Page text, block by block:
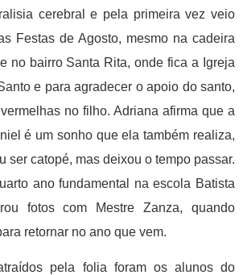
cerebral e pela primeira vez veio
Festas de Agosto, mesmo na cadeira
no bairro Santa Rita, onde fica a Igreja
e para agradecer o apoio do santo,
no filho. Adriana afirma que a
é um sonho que ela também realiza,
ser catopé, mas deixou o tempo passar.
ano fundamental na escola Batista
fotos com Mestre Zanza, quando
retornar no ano que vem.
pela folia foram os alunos do